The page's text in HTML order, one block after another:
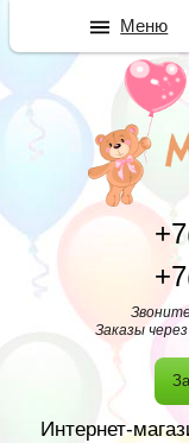
Заказы
Интернет-
Меню